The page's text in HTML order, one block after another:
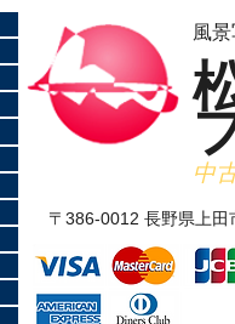
風
中
〒386-0012 長野県上